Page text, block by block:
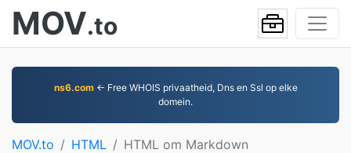
MOV.to
ns6.com← Free WHOIS privaatheid, Dns en Ssl op elke
domein.
MOV.to HTML HTML om Markdown